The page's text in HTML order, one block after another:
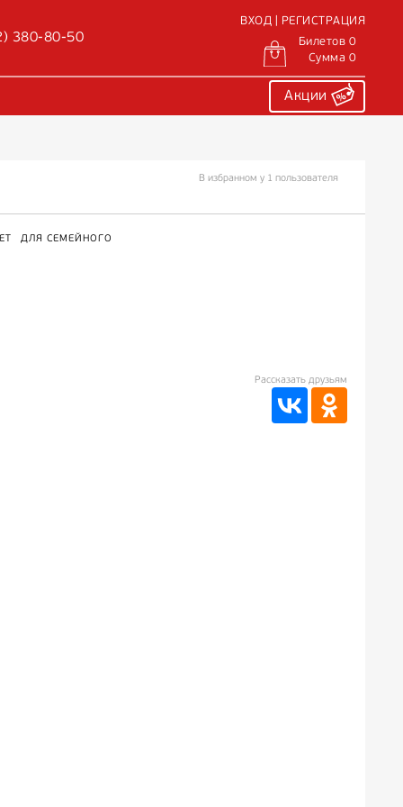
380-80-50
ВХОД | РЕГИСТРАЦИЯ
Билетов 0
Сумма 0
Акции
В избранном у 1 пользователя
ДЛЯ СЕМЕЙНОГО
Рассказать друзьям